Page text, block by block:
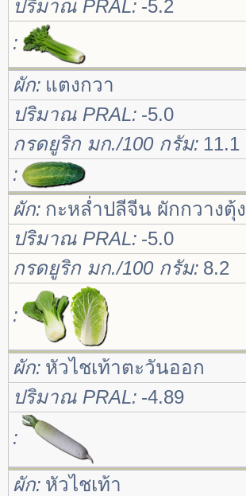
ปริมาณ PRAL -5.2
ผัก แตงกวา
ปริมาณ PRAL -5.0
กรดยูริก มก./100 กรัม 11.1
ผัก กะหล่ำปลีจีน ผักกวางตุ้ง
ปริมาณ PRAL -5.0
กรดยูริก มก./100 กรัม 8.2
ผัก หัวไชเท้าตะวันออก
ปริมาณ PRAL -4.89
ผัก หัวไชเท้า